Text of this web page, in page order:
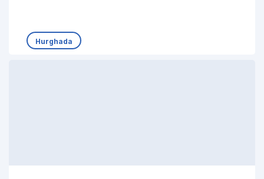
Hurghada